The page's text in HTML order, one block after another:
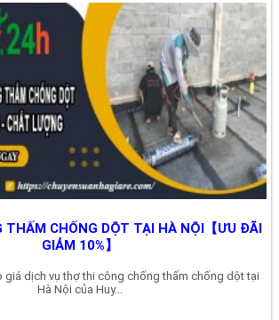
THẤM CHỐNG DỘT TẠI HÀ NỘI【ƯU ĐÃI
GIẢM 10%】
giá dịch vụ thợ thi công chống thấm chống dột tại
Hà Nội của Huy...